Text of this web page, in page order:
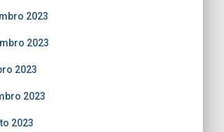
2023
2023
2023
2023
2023